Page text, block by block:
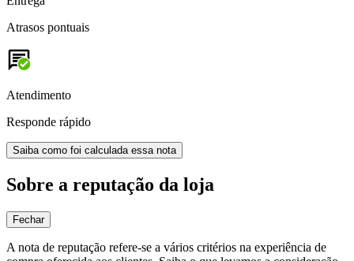
Atrasos pontuais
Atendimento
Responde rápido
Saiba como foi calculada essa nota
Sobre a reputação da loja
Fechar
A nota de reputação refere-se a vários critérios na experiência de